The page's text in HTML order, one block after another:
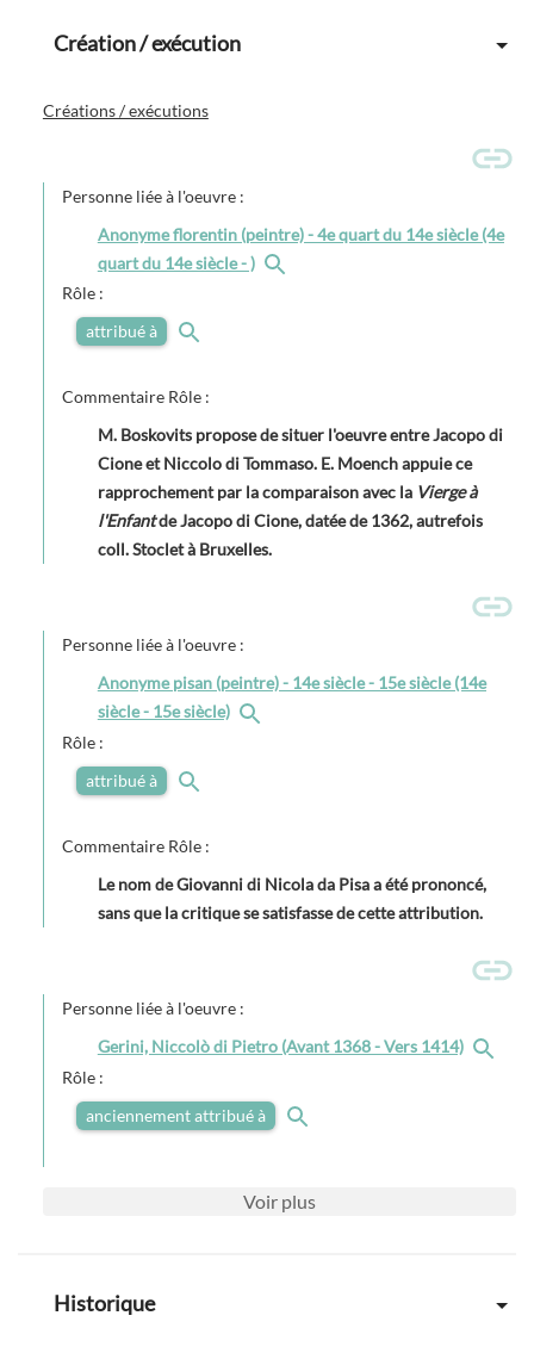
Création / exécution
Créations / exécutions
Personne liée à l'oeuvre :
Anonyme florentin (peintre) - 4e quart du 14e siècle (4e
quart du 14e siècle - )
Rôle :
attribué à
Commentaire Rôle :
M. Boskovits propose de situer l'oeuvre entre Jacopo di
Cione et Niccolo di Tommaso. E. Moench appuie ce
rapprochement par la comparaison avec la Vierge à
l'Enfantde Jacopo di Cione, datée de 1362, autrefois
coll. Stoclet à Bruxelles.
Personne liée à l'oeuvre :
Anonyme pisan (peintre) - 14e siècle - 15e siècle (14e
siècle - 15e siècle)
Rôle :
attribué à
Commentaire Rôle :
Le nom de Giovanni di Nicola da Pisa a été prononcé,
sans que la critique se satisfasse de cette attribution.
Personne liée à l'oeuvre :
Gerini, Niccolò di Pietro (Avant 1368 - Vers 1414)
Rôle :
anciennement attribué à
Voir plus
Historique